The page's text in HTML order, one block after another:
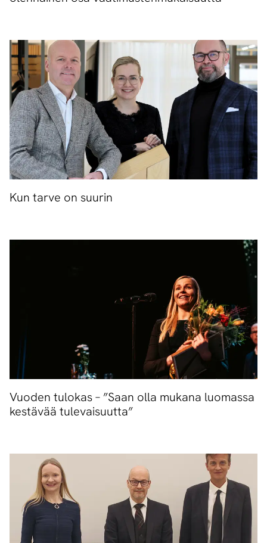
Kun tarve on suurin
Vuoden tulokas – ”Saan olla mukana luomassa
kestävää tulevaisuutta”